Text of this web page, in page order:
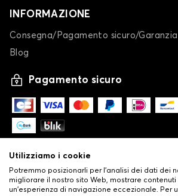
INFORMAZIONE
Consegna/Pagamento sicuro/Garanzia
Blog
Pagamento sicuro
Utilizziamo i cookie
Potremmo posizionarli per l'analisi dei dati dei
migliorare il nostro sito Web, mostrare
un'esperienza di navigazione eccezionale. Per